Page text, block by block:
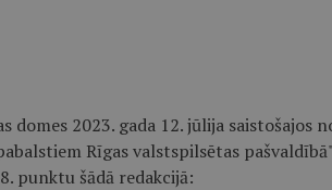
domes 2023. gada 12. jūlija
Rīgas valstspilsētas
punktu šādā redakcijā: